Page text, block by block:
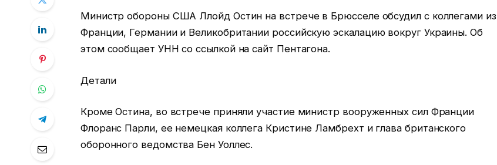
Министр обороны США Ллойд Остин на встрече в Брюсселе обсудил с коллегами из
Франции, Германии и Великобритании российскую эскалацию вокруг Украины. Об
этом сообщает УНН со ссылкой на сайт Пентагона.
Детали
Кроме Остина, во встрече приняли участие министр вооруженных сил Франции
Флоранс Парли, ее немецкая коллега Кристине Ламбрехт и глава британского
оборонного ведомства Бен Уоллес.